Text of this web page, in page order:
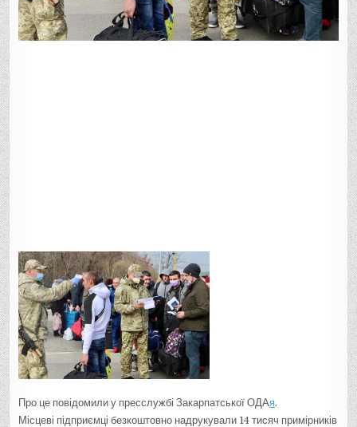
Про це повідомили у пресслужбі Закарпатської ОДАя.
Місцеві підприємці безкоштовно надрукували 14 тисяч примірників